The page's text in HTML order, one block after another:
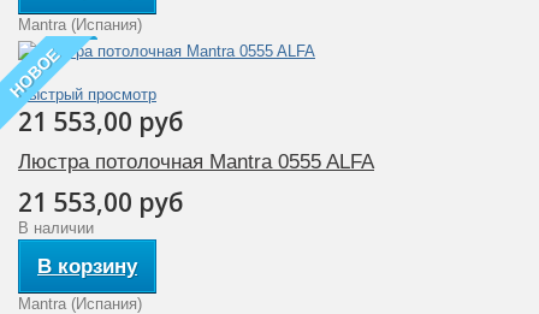
Mantra (Испания)
Быстрый просмотр
21 553,00 руб
НОВОЕ
Люстра потолочная Mantra 0555 ALFA
21 553,00 руб
В наличии
В корзину
Mantra (Испания)